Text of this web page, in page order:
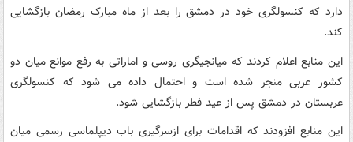
دارد که کنسولگری خود در دمشق را بعد از ماه مبارک رمضان بازگشایی
کند.
این منابع اعلام کردند که میانجیگری روسی و اماراتی به رفع موانع میان دو
کشور عربی منجر شده است و احتمال داده می شود که کنسولگری
عربستان در دمشق پس از عید فطر بازگشایی شود.
این منابع افزودند که اقدامات برای ازسرگیری باب دیپلماسی رسمی میان